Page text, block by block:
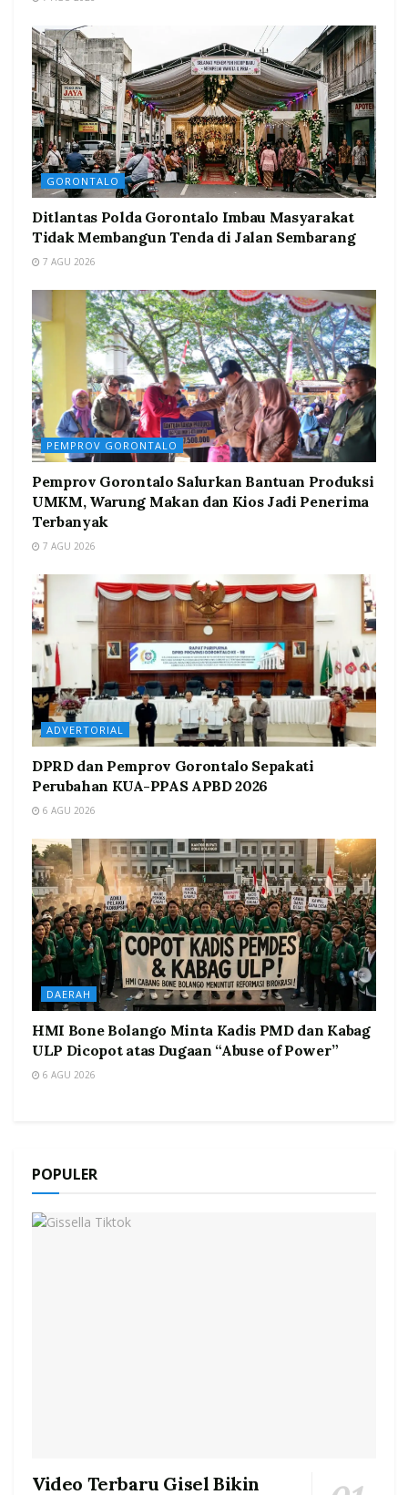
GORONTALO
Ditlantas Polda Gorontalo Imbau Masyarakat
Tidak Membangun Tenda di Jalan Sembarang
7 AGU 2026
PEMPROV GORONTALO
Pemprov Gorontalo Salurkan Bantuan Produksi
UMKM, Warung Makan dan Kios Jadi Penerima
Terbanyak
7 AGU 2026
ADVERTORIAL
DPRD dan Pemprov Gorontalo Sepakati
Perubahan KUA-PPAS APBD 2026
6 AGU 2026
DAERAH
HMI Bone Bolango Minta Kadis PMD dan Kabag
ULP Dicopot atas Dugaan “Abuse of Power”
6 AGU 2026
POPULER
Video Terbaru Gisel Bikin